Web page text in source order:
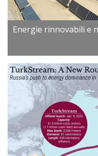
Energie rinnovabili e